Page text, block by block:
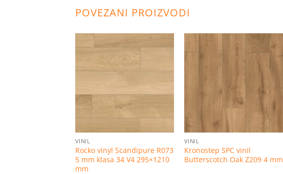
POVEZANI PROIZVODI
VINIL
Rocko vinyl Scandipure R073
5 mm klasa 34 V4 295×1210
mm
Dodaj
na
VINIL
Kronostep SPC vinil
Butterscotch Oak Z209 4 mm